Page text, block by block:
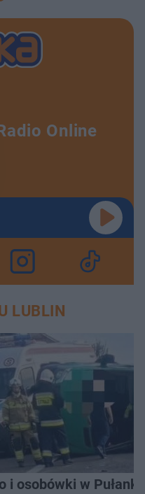
Online
LUBLIN
i osobówki w